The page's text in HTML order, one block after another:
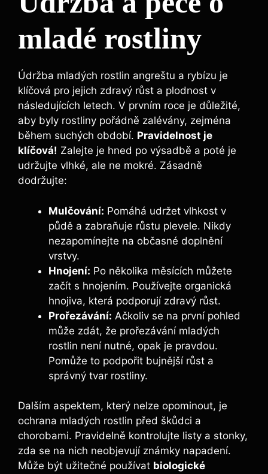
mladé rostliny
Údržba mladých rostlin angreštu a rybízu je
klíčová pro jejich zdravý růst a plodnost v
následujících letech. V prvním roce je důležité,
aby byly rostliny pořádně zalévány, zejména
během suchých období. Pravidelnost je
klíčová! Zalejte je hned po výsadbě a poté je
udržujte vlhké, ale ne mokré. Zásadně
dodržujte:
Mulčování: Pomáhá udržet vlhkost v
půdě a zabraňuje růstu plevele. Nikdy
nezapomínejte na občasné doplnění
vrstvy.
Hnojení: Po několika měsících můžete
začít s hnojením. Používejte organická
hnojiva, která podporují zdravý růst.
Prořezávání: Ačkoliv se na první pohled
může zdát, že prořezávání mladých
rostlin není nutné, opak je pravdou.
Pomůže to podpořit bujnější růst a
správný tvar rostliny.
Dalším aspektem, který nelze opominout, je
ochrana mladých rostlin před škůdci a
chorobami. Pravidelně kontrolujte listy a stonky,
zda se na nich neobjevují známky napadení.
Může být užitečné používat biologické